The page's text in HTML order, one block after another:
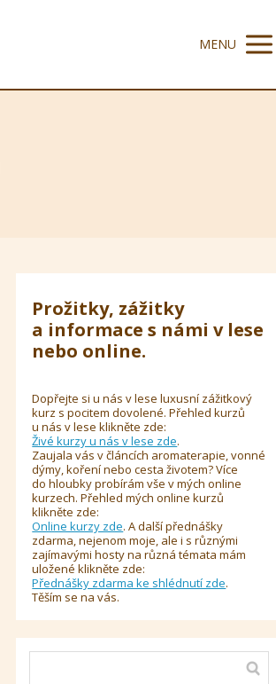
MENU
Prožitky, zážitky
a informace s námi v lese
nebo online.
Dopřejte si u nás v lese luxusní zážitkový
kurz s pocitem dovolené. Přehled kurzů
u nás v lese klikněte zde:
Živé kurzy u nás v lese zde.
Zaujala vás v článcích aromaterapie, vonné
dýmy, koření nebo cesta životem? Více
do hloubky probírám vše v mých online
kurzech. Přehled mých online kurzů
klikněte zde:
Online kurzy zde. A další přednášky
zdarma, nejenom moje, ale i s různými
zajímavými hosty na různá témata mám
uložené klikněte zde:
Přednášky zdarma ke shlédnutí zde.
Těším se na vás.